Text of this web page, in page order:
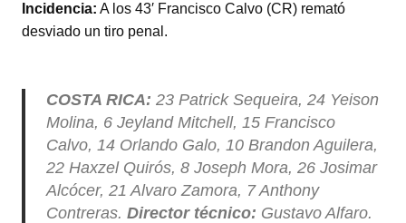
Incidencia: A los 43′ Francisco Calvo (CR) remató
desviado un tiro penal.
COSTA RICA: 23 Patrick Sequeira, 24 Yeison
Molina, 6 Jeyland Mitchell, 15 Francisco
Calvo, 14 Orlando Galo, 10 Brandon Aguilera,
22 Haxzel Quirós, 8 Joseph Mora, 26 Josimar
Alcócer, 21 Alvaro Zamora, 7 Anthony
Contreras. Director técnico: Gustavo Alfaro.